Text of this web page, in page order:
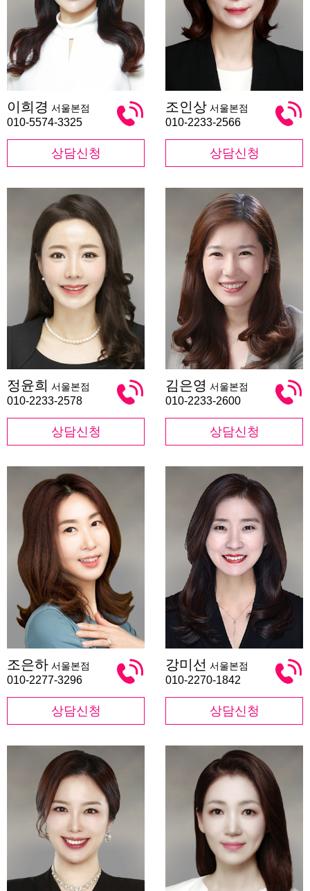
희
경
이희경 서울본점
010-5574-3325
상담신청
인
상
조인상 서울본점
010-2233-2566
상담신청
윤
희
정윤희 서울본점
010-2233-2578
상담신청
은
영
김은영 서울본점
010-2233-2600
상담신청
은
하
조은하 서울본점
010-2277-3296
상담신청
미
선
강미선 서울본점
010-2270-1842
상담신청